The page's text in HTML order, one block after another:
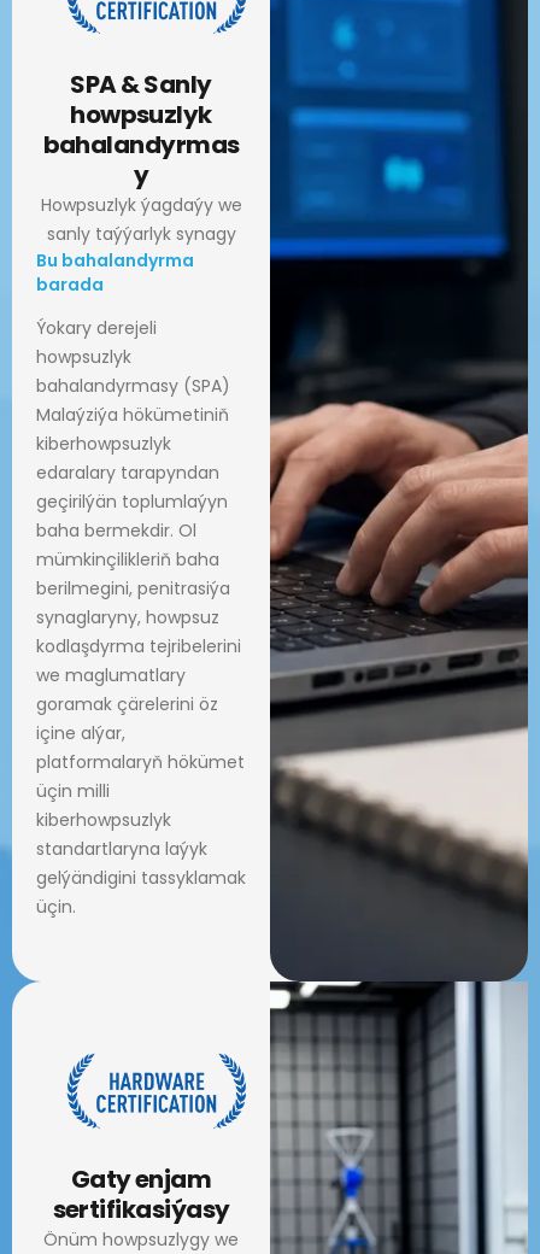
SPA & Sanly
howpsuzlyk
bahalandyrmas
y
Howpsuzlyk ýagdaýy we
sanly taýýarlyk synagy
Bu bahalandyrma
barada
Ýokary derejeli
howpsuzlyk
bahalandyrmasy (SPA)
Malaýziýa hökümetiniň
kiberhowpsuzlyk
edaralary tarapyndan
geçirilýän toplumlaýyn
baha bermekdir. Ol
mümkinçilikleriň baha
berilmegini, penitrasiýa
synaglaryny, howpsuz
kodlaşdyrma tejribelerini
we maglumatlary
goramak çärelerini öz
içine alýar,
platformalaryň hökümet
üçin milli
kiberhowpsuzlyk
standartlaryna laýyk
gelýändigini tassyklamak
üçin.
Gaty enjam
sertifikasiýasy
Önüm howpsuzlygy we